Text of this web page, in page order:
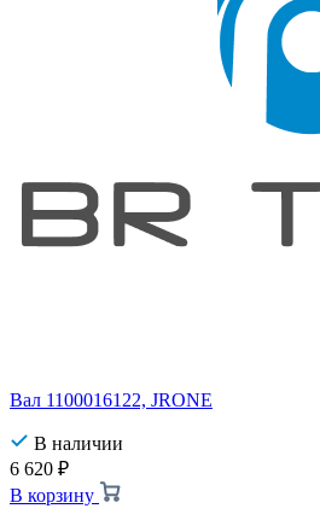
Вал 1100016122, JRONE
В наличии
6 620 ₽
В корзину